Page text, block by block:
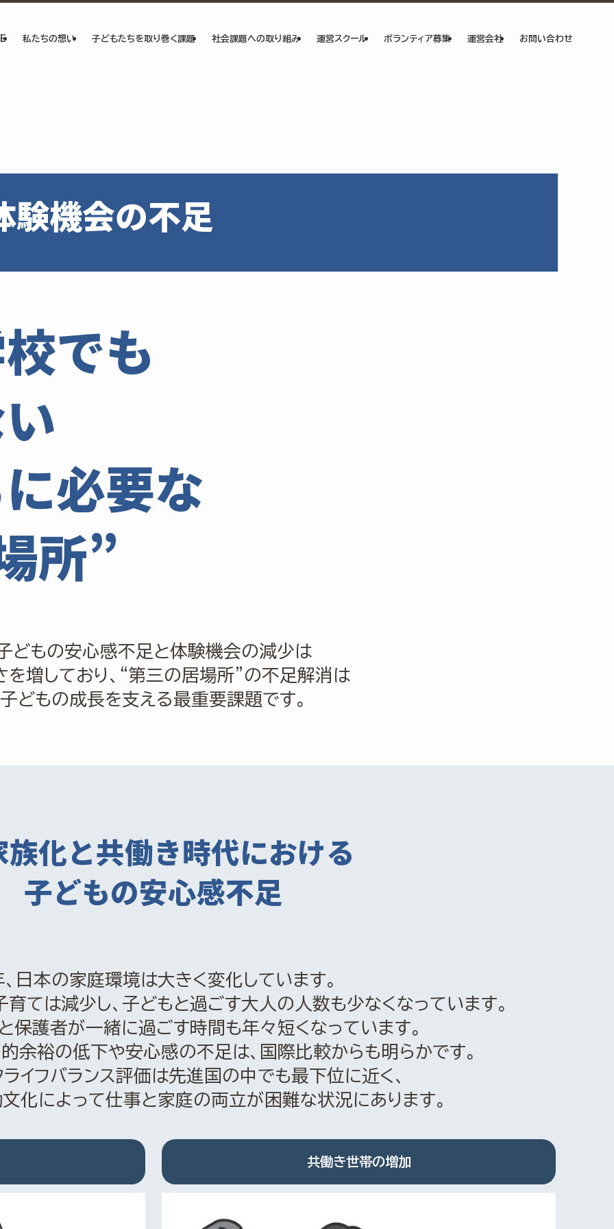
私たちの想い 子どもたちを取り巻く課題 社会課題への取り組み 運営スクール ボランティア募集 運営会社 お問い合わせ
験機会の不足
でも
必要な
所”
どもの安心感不足と体験機会の減少は
を増しており、“第三の居場所”の不足解消は
子どもの成長を支える最重要課題です。
化と共働き時代における
子どもの安心感不足
日本の家庭環境は大きく変化しています。
ては減少し、子どもと過ごす大人の人数も少なくなっています。
保護者が一緒に過ごす時間も年々短くなっています。
余裕の低下や安心感の不足は、国際比較からも明らかです。
イフバランス評価は先進国の中でも最下位に近く、
化によって仕事と家庭の両立が困難な状況にあります。
共働き世帯の増加